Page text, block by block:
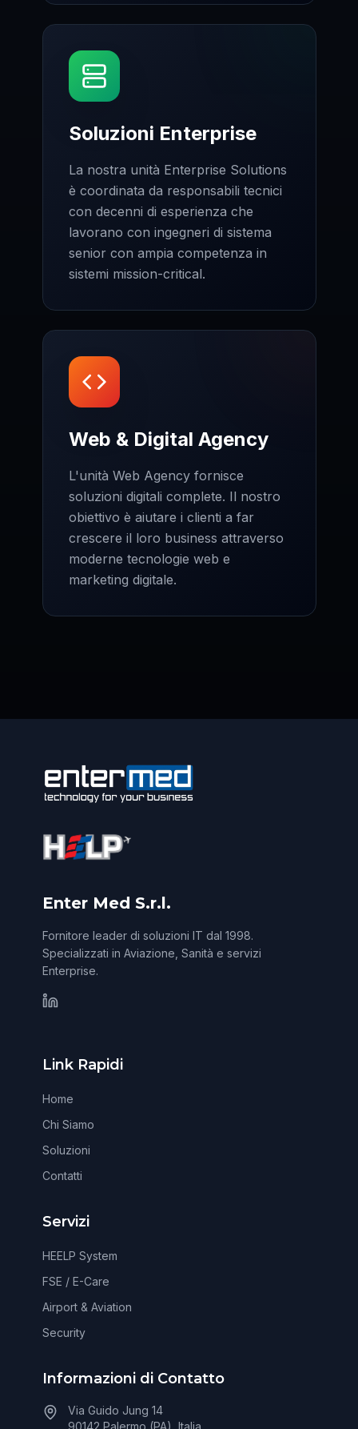
Soluzioni Enterprise
La nostra unità Enterprise Solutions
è coordinata da responsabili tecnici
con decenni di esperienza che
lavorano con ingegneri di sistema
senior con ampia competenza in
sistemi mission-critical.
Web & Digital Agency
L'unità Web Agency fornisce
soluzioni digitali complete. Il nostro
obiettivo è aiutare i clienti a far
crescere il loro business attraverso
moderne tecnologie web e
marketing digitale.
Enter Med S.r.l.
Fornitore leader di soluzioni IT dal 1998.
Specializzati in Aviazione, Sanità e servizi
Enterprise.
Link Rapidi
Home
Chi Siamo
Soluzioni
Contatti
Servizi
HEELP System
FSE / E-Care
Airport & Aviation
Security
Informazioni di Contatto
Via Guido Jung 14
90142 Palermo (PA), Italia